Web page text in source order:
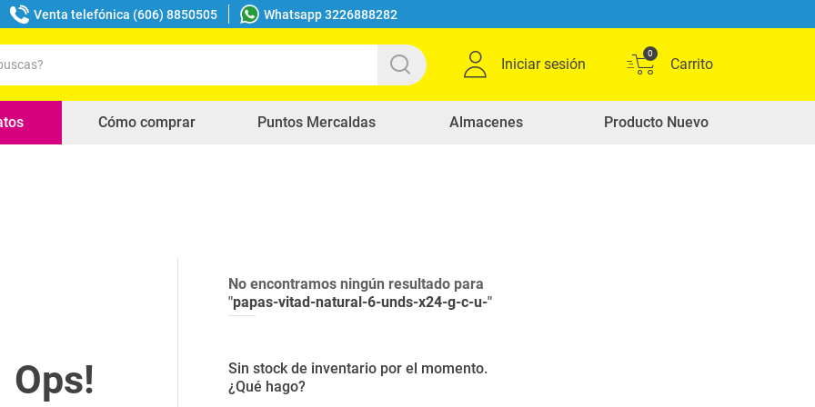
Venta telefónica (606) 8850505 Whatsapp 3226888282
Iniciar sesión
0
Cómo comprar Puntos Mercaldas Almacenes Producto Nuevo
No encontramos ningún resultado para
"papas-vitad-natural-6-unds-x24-g-c-u-"
Sin stock de inventario por el momento.
¿Qué hago?
buscados